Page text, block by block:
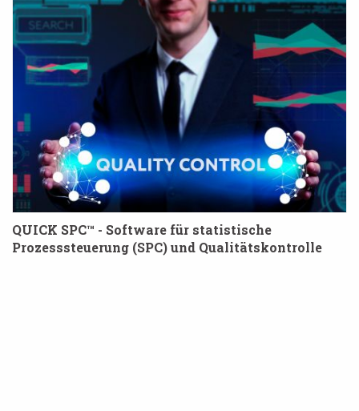
QUICK SPC™ - Software für statistische
Prozesssteuerung (SPC) und Qualitätskontrolle